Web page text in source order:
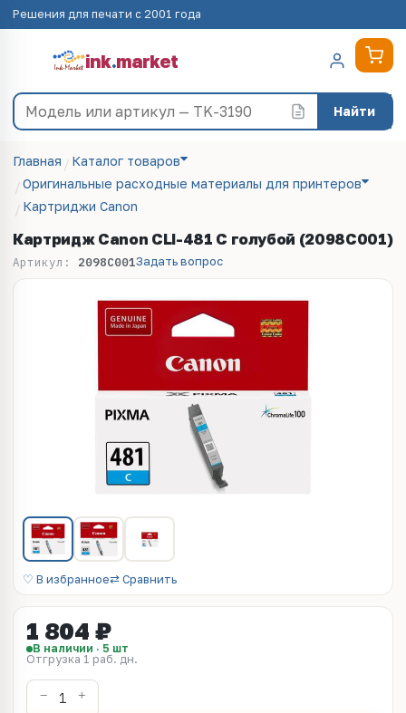
Решения для печати с 2001 года
ink.market
Найти
Главная
Каталог товаров
Оригинальные расходные материалы для принтеров
Картриджи Canon
Картридж Canon CLI-481 C голубой (2098C001)
Артикул: 2098C001Задать вопрос
♡ В избранное⇄ Сравнить
1 804 ₽
В наличии · 5 шт
Отгрузка 1 раб. дн.